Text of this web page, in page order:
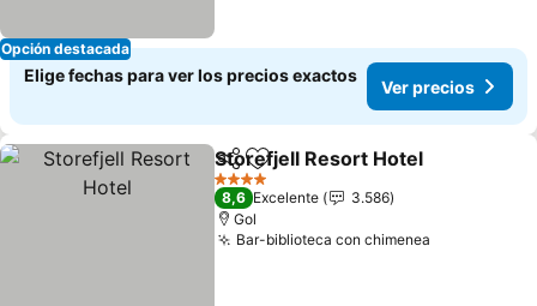
Opción destacada
Elige fechas para ver los precios exactos
Ver precios
CompartirAgregar a favoritos
Storefjell Resort Hotel
4 Estrellas
8,6 Excelente
3.586
Gol
Bar-biblioteca con chimenea